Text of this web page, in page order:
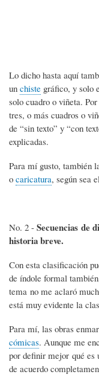
Lo dicho hasta aquí
un chiste gráfico, y solo
solo cuadro o viñeta.
tres, o más cuadros o
de “sin texto” y “con
explicadas.
Para mí gusto, también
o caricatura, según sea
No. 2 - Secuencias de
historia breve.
Con esta clasificación
de índole formal
tema no me aclaró
está muy evidente la
Para mí, las obras
cómicas. Aunque me
por definir mejor qué es
de acuerdo